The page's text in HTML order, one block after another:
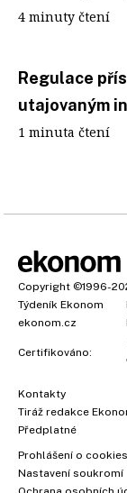
4 minuty čtení
Regulace
utajovaným
1 minuta čtení
Copyright ©1996-
Týdeník Ekonom
ekonom.cz
Certifikováno:
Kontakty
Tiráž redakce
Předplatné
Prohlášení o cookies
Nastavení soukromí